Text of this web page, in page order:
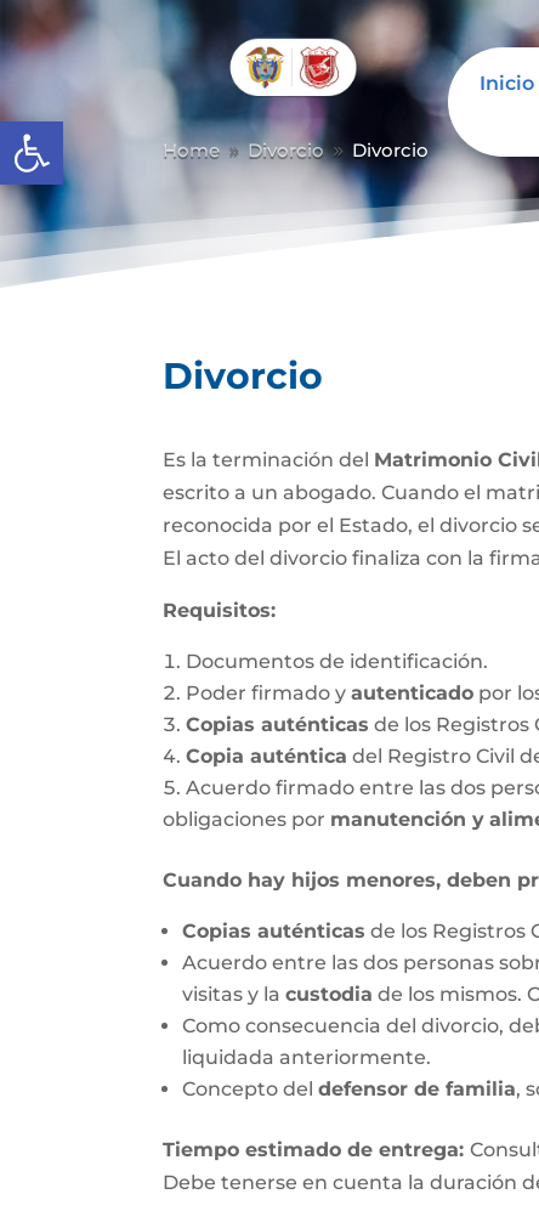
Abrir barra de herramientas
Inicio
Home 9 Divorcio 9 Divorcio
Divorcio
Es la terminación del Matrimonio
escrito a un abogado. Cuando el
reconocida por el Estado, el divorcio
El acto del divorcio finaliza con la
Requisitos:
Documentos de identificación.
Poder firmado yautenticado por
Copias auténticas de los Registros
Copia auténtica del Registro Civil
Acuerdo firmado entre las dos
obligaciones por manutención y
Cuando hay hijos menores, deben
Copias auténticas de los Registros
Acuerdo entre las dos personas
visitas y lacustodia de los mismos.
Como consecuencia del divorcio,
liquidada anteriormente.
Concepto deldefensor de familia,
Tiempo estimado de entrega:
Debe tenerse en cuenta la duración